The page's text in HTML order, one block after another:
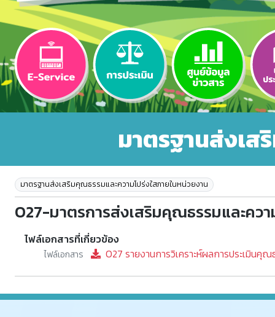
มาตรฐานส่งเส
มาตรฐานส่งเสริมคุณธรรมและความโปร่งใสภายในหน่วยงาน
O27-มาตรการส่งเสริมคุณธรรมและควา
ไฟล์เอกสารที่เกี่ยวข้อง
ไฟล์เอกสาร O27 รายงานการวิเคราะห์ผลการประเมินคุ